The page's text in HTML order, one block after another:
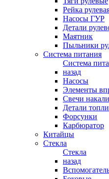
Рейка
Насосы ГУР
Детали
Маятник
Пыльники
Система питания
Система
назад
Насосы
Элементы
Свечи
Детали
Форсунки
Карбюратор
Китайцы
Стекла
Стекла
назад